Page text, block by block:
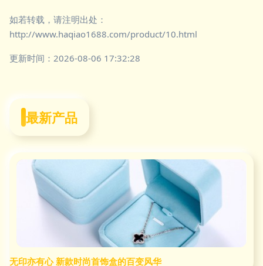
如若转载，请注明出处：
http://www.haqiao1688.com/product/10.html
更新时间：2026-08-06 17:32:28
最新产品
无印亦有心 新款时尚首饰盒的百变风华